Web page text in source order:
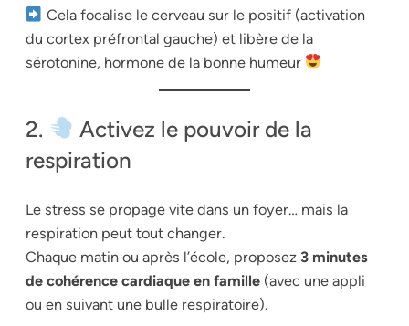
Cela focalise le cerveau sur le positif (activation
du cortex préfrontal gauche) et libère de la
sérotonine, hormone de la bonne humeur
2.
Activez le pouvoir de la
respiration
Le stress se propage vite dans un foyer… mais la
respiration peut tout changer.
Chaque matin ou après l’école, proposez 3 minutes
de cohérence cardiaque en famille (avec une appli
ou en suivant une bulle respiratoire).